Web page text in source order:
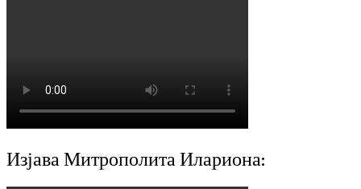
Изјава Митрополита Илариона: